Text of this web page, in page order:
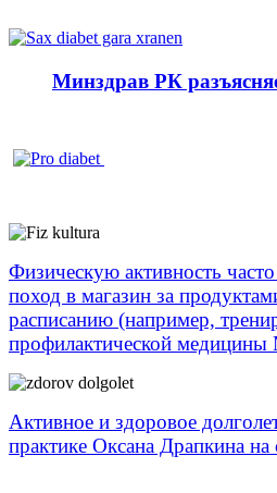
Минздрав РК
Физическую активность
поход в магазин за
расписанию (например,
профилактической медицины
Активное и здоровое
практике Оксана Драпкина